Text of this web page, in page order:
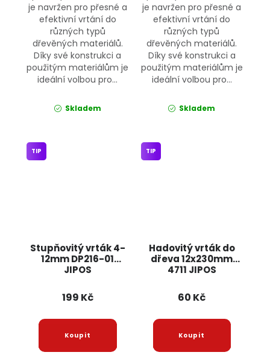
je navržen pro přesné a
efektivní vrtání do
různých typů
dřevěných materiálů.
Díky své konstrukci a
použitým materiálům je
ideální volbou pro...
Skladem
je navržen pro přesné a
efektivní vrtání do
různých typů
dřevěných materiálů.
Díky své konstrukci a
použitým materiálům je
ideální volbou pro...
Skladem
Stupňovitý vrták 4-
12mm DP216-01
JIPOS
TIP
199 Kč
Hadovitý vrták do
dřeva 12x230mm
4711 JIPOS
TIP
60 Kč